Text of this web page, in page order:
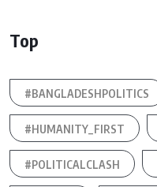
Top
#BANGLADESHPOLITICS
#HUMANITY_FIRST
#POLITICALCLASH